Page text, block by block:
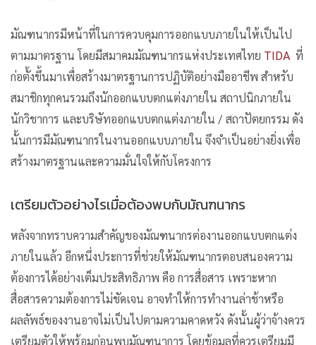
มัณฑนากรมีหน้าที่ในการควบคุมการออกแบบภายในให้เป็นไป
ตามมาตรฐาน โดยมีสมาคมมัณฑนากรแห่งประเทศไทย TIDA ที่
ก่อตั้งขึ้นมาเพื่อสร้างมาตรฐานการปฏิบัติอย่างมืออาชีพ สำหรับ
สมาชิกทุกคนรวมถึงนักออกแบบตกแต่งภายใน สถาปนิกภายใน
นักวิชาการ และบริษัทออกแบบตกแต่งภายใน / สถาปัตยกรรม ดัง
นั้นการมีมัณฑนากรในงานออกแบบภายใน จึงจำเป็นอย่างยิ่งเพื่อ
สร้างมาตรฐานและความมั่นใจให้กับโครงการ
เตรียมตัวอย่างไรเมื่อต้องพบกับมัณฑนากร
หลังจากทราบความสำคัญของมัณฑนากรต่องานออกแบบตกแต่ง
ภายในแล้ว อีกหนึ่งประการที่ช่วยให้มัณฑนากรตอบสนองความ
ต้องการได้อย่างเต็มประสิทธิภาพ คือ การสื่อสาร เพราะหาก
สื่อสารความต้องการไม่ชัดเจน อาจทำให้การทำงานล่าช้าหรือ
ผลลัพธ์ของงานอาจไม่เป็นไปตามความคาดหวัง ดังนั้นผู้ว่าจ้างควร
เตรียมตัวให้พร้อมก่อนพบมัณฑนาการ โดยข้อมูลที่ควรเตรียมมี